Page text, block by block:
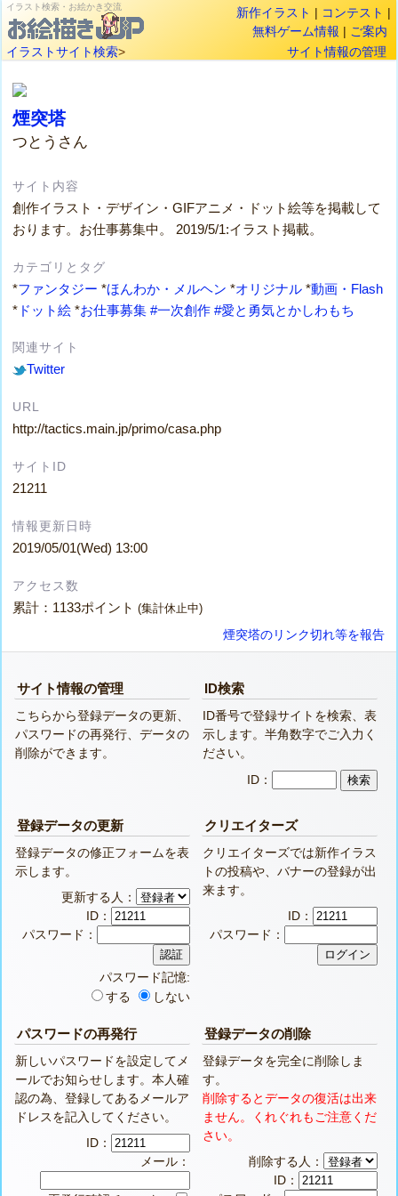
イラスト検索・お絵かき交流 新作イラスト | コンテスト |
無料ゲーム情報 | ご案内
イラストサイト検索> サイト情報の管理
煙突塔
つとうさん
サイト内容
創作イラスト・デザイン・GIFアニメ・ドット絵等を掲載して
おります。お仕事募集中。 2019/5/1:イラスト掲載。
カテゴリとタグ
*ファンタジー *ほんわか・メルヘン *オリジナル *動画・Flash
* ドット絵 *お仕事募集 #一次創作 #愛と勇気とかしわもち
関連サイト
Twitter
URL
http://tactics.main.jp/primo/casa.php
サイトID
21211
情報更新日時
2019/05/01(Wed) 13:00
アクセス数
累計：1133ポイント(集計休止中)
煙突塔のリンク切れ等を報告
サイト情報の管理
こちらから登録データの更新、
パスワードの再発行、データの
削除ができます。
ID検索
ID番号で登録サイトを検索、表
示します。半角数字でご入力く
ださい。
ID：
登録データの更新
登録データの修正フォームを表
示します。
更新する人：
ID：
パスワード：
パスワード記憶:
する
しない
クリエイターズ
クリエイターズでは新作イラス
トの投稿や、バナーの登録が出
来ます。
ID：
パスワード：
パスワードの再発行
新しいパスワードを設定してメ
ールでお知らせします。本人確
認の為、登録してあるメールア
ドレスを記入してください。
ID：
メール：
登録データの削除
登録データを完全に削除しま
す。
削除するとデータの復活は出来
ません。くれぐれもご注意くだ
さい。
削除する人：
ID：